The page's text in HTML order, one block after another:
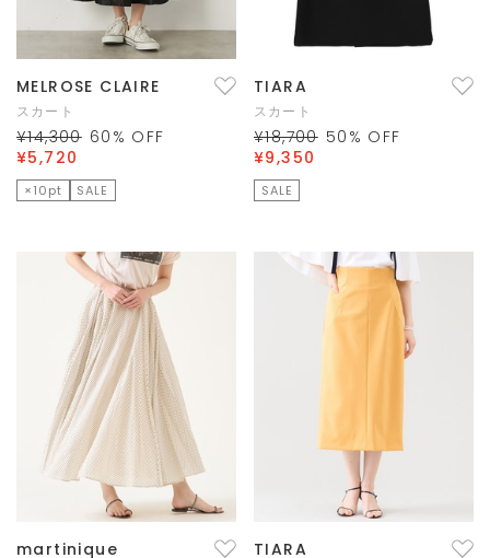
MELROSE CLAIRE
スカート
¥14,300 60 % OFF
¥5,720
×10pt SALE
TIARA
スカート
¥18,700 50 % OFF
¥9,350
SALE
martinique TIARA